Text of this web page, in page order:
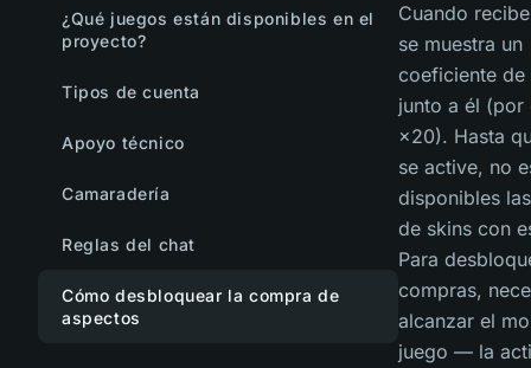
¿Qué juegos están disponibles en el
proyecto?
Tipos de cuenta
Apoyo técnico
Camaradería
Reglas del chat
Cómo desbloquear la compra de
aspectos
Cuando
se muestra un
coeficiente
junto a él (por
×20). Hasta
se active, no
disponibles
de skins con
Para
compras,
alcanzar el
juego — la